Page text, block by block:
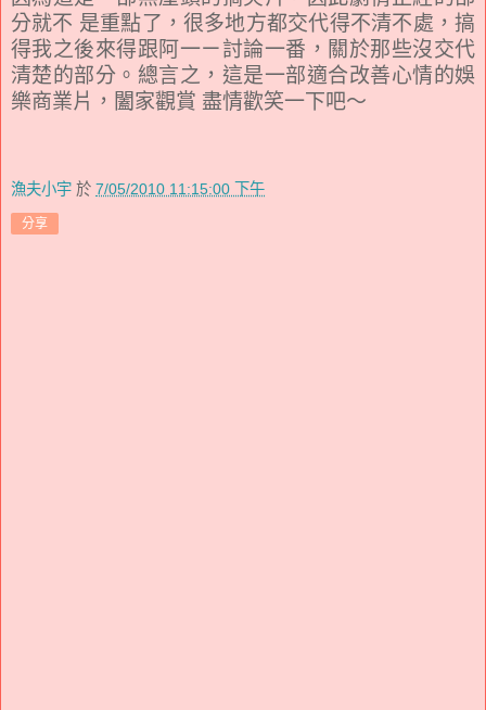
分就不 是重點了，很多地方都交代得不清不處，搞
得我之後來得跟阿一ㄧ討論一番，關於那些沒交代
清楚的部分。總言之，這是一部適合改善心情的娛
樂商業片，闔家觀賞 盡情歡笑一下吧～
漁夫小宇 於 7/05/2010 11:15:00 下午
分享